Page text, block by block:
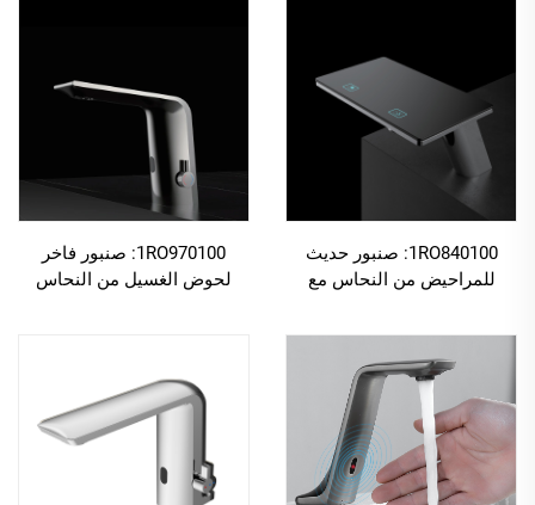
1RO840100: صنبور حديث
للمراحيض من النحاس مع
لمس تعتمد على مستشعر
الحركة بالأشعة تحت الحمراء
للحوض، باللون الأسود
1RO970100: صنبور فاخر
لحوض الغسيل من النحاس
الحمراء، باللون الذهبي
المُملس